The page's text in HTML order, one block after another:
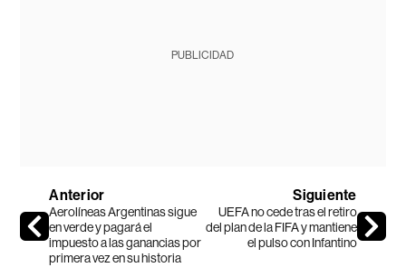
PUBLICIDAD
Anterior
Aerolíneas Argentinas sigue
en verde y pagará el
impuesto a las ganancias por
primera vez en su historia
Siguiente
UEFA no cede tras el retiro
del plan de la FIFA y mantiene
el pulso con Infantino